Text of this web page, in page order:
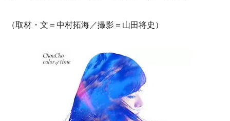
（取材・文＝中村拓海／撮影＝山田将史）